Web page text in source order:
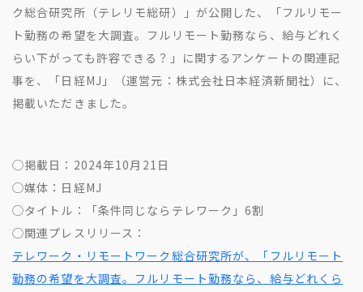
ディスクロージャーポリシー
免責事項
地方創生コラム
リモートワークコラム
お客さまの声
テレリモ総研
ク総合研究所（テレリモ総研）」が公開した、「フルリモー
ト勤務の希望を大調査。フルリモート勤務なら、給与どれく
らい下がっても許容できる？」に関するアンケートの関連記
事を、「日経MJ」（運営元：株式会社日本経済新聞社）に、
掲載いただきました。
◯掲載日：2024年10月21日
◯媒体：日経MJ
◯タイトル：「条件同じならテレワーク」6割
◯関連プレスリリース：
テレワーク・リモートワーク総合研究所が、「フルリモート
勤務の希望を大調査。フルリモート勤務なら、給与どれくら